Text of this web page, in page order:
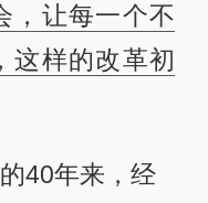
，让每一个不
这样的改革初
40年来，经